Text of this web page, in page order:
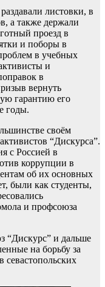
листовки, в
а также держали
проезд в
и поборы в
в учебных
и
в
вернуть
гарантию его
годы.
своём
“Дискурса”.
с Россией в
коррупции в
об их основных
были как студенты,
и профсоюза
“Дискурс” и дальше
на борьбу за
севастопольских